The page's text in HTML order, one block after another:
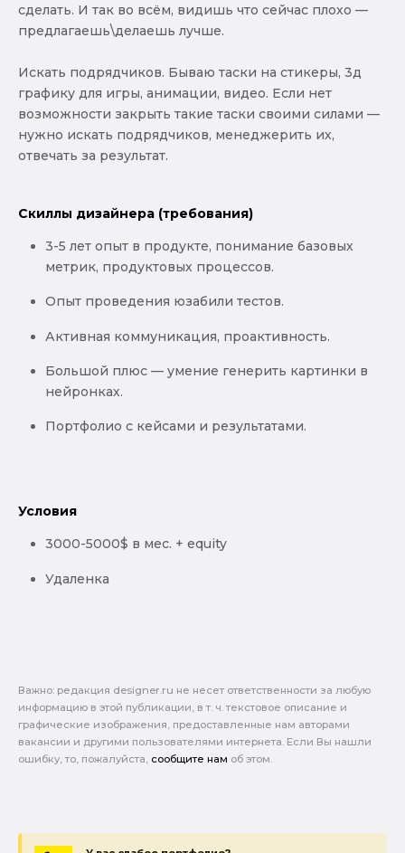
сделать. И так во всём, видишь что сейчас плохо —
предлагаешь\делаешь лучше.
Искать подрядчиков. Бываю таски на стикеры, 3д
графику для игры, анимации, видео. Если нет
возможности закрыть такие таски своими силами —
нужно искать подрядчиков, менеджерить их,
отвечать за результат.
Скиллы дизайнера (требования)
3-5 лет опыт в продукте, понимание базовых
метрик, продуктовых процессов.
Опыт проведения юзабили тестов.
Активная коммуникация, проактивность.
Большой плюс — умение генерить картинки в
нейронках.
Портфолио с кейсами и результатами.
Условия
3000-5000$ в мес. + equity
Удаленка
Важно: pедакция designer.ru не несет ответственности за любую
информацию в этой публикации, в т. ч. текстовое описание и
графические изображения, предоставленные нам авторами
вакансии и другими пользователями интернета. Если Вы нашли
ошибку, то, пожалуйста, сообщите нам об этом.